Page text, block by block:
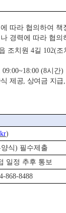
따라 협의하여 책
경력에 따라 협의
조치원4길 102(조
09:00~18:00 (8시간)
제공, 상여금 지급
)
식) 필수제출
일정 추후 통보
868-8488